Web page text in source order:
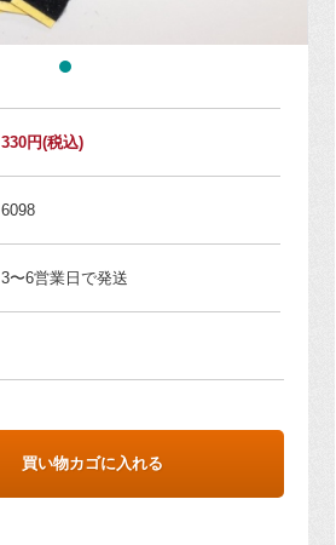
330円(税込)
6098
3〜6営業日で発送
買い物カゴに入れる